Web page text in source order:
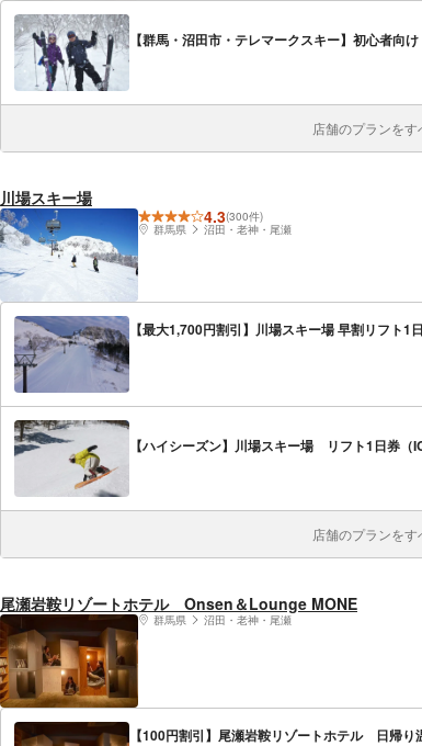
【群馬・沼田市・テレマークスキー】初心者向
店舗のプランを
川場スキー場
4.3(300件)
群馬県
沼田・老神・尾瀬
【最大1,700円割引】川場スキー場 早割リフト1
【ハイシーズン】川場スキー場 リフト1日券（
店舗のプランを
尾瀬岩鞍リゾートホテル Onsen＆Lounge MONE
群馬県 沼田・老神・尾瀬
【100円割引】尾瀬岩鞍リゾートホテル 日帰